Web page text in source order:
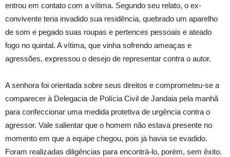
entrou em contato com a vítima. Segundo seu relato, o ex-
convivente teria invadido sua residência, quebrado um aparelho
de som e pegado suas roupas e pertences pessoais e ateado
fogo no quintal. A vítima, que vinha sofrendo ameaças e
agressões, expressou o desejo de representar contra o autor.
A senhora foi orientada sobre seus direitos e comprometeu-se a
comparecer à Delegacia de Polícia Civil de Jandaia pela manhã
para confeccionar uma medida protetiva de urgência contra o
agressor. Vale salientar que o homem não estava presente no
momento em que a equipe chegou, pois já havia se evadido.
Foram realizadas diligências para encontrá-lo, porém, sem êxito.